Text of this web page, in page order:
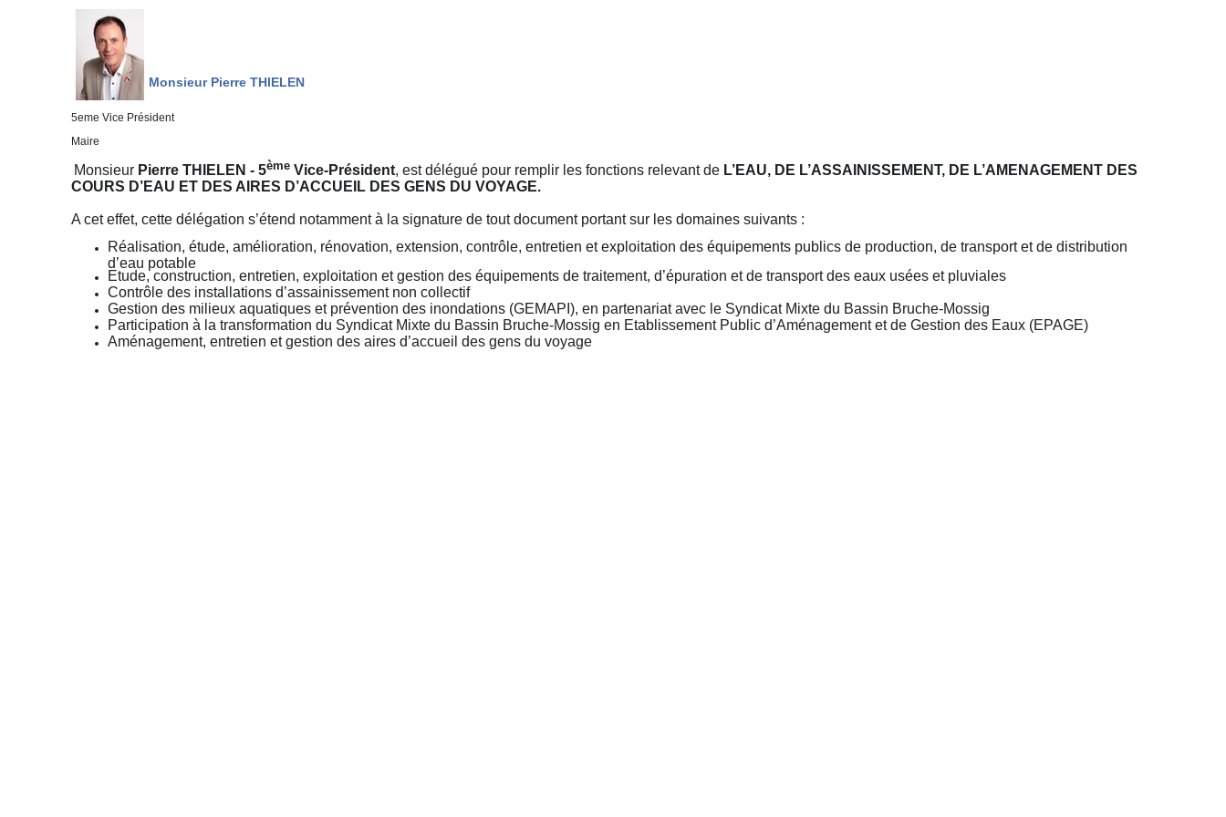
Monsieur Pierre THIELEN
5eme Vice Président
Maire
Monsieur Pierre THIELEN - 5èmeVice-Président, est délégué pour remplir les fonctions relevant deL’EAU, DE L’ASSAINISSEMENT, DE L’AMENAGEMENT DES
COURS D’EAU ET DES AIRES D’ACCUEIL DES GENS DU VOYAGE.
A cet effet, cette délégation s’étend notamment à la signature de tout document portant sur les domaines suivants :
Réalisation, étude, amélioration, rénovation, extension, contrôle, entretien et exploitation des équipements publics de production, de transport et de distribution
d’eau potable
Etude, construction, entretien, exploitation et gestion des équipements de traitement, d’épuration et de transport des eaux usées et pluviales
Contrôle des installations d’assainissement non collectif
Gestion des milieux aquatiques et prévention des inondations (GEMAPI), en partenariat avec le Syndicat Mixte du Bassin Bruche-Mossig
Participation à la transformation du Syndicat Mixte du Bassin Bruche-Mossig en Etablissement Public d’Aménagement et de Gestion des Eaux (EPAGE)
Aménagement, entretien et gestion des aires d’accueil des gens du voyage